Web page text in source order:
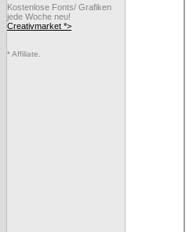
Kostenlose Fonts/ Grafiken
jede Woche neu!
Creativmarket *>
* Affiliate.